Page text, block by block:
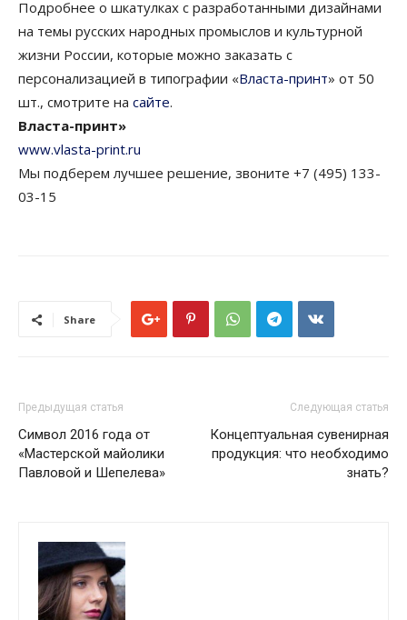
Подробнее о шкатулках с разработанными дизайнами
на темы русских народных промыслов и культурной
жизни России, которые можно заказать с
персонализацией в типографии «Власта-принт» от 50
шт., смотрите на сайте.
Власта-принт»
www.vlasta-print.ru
Мы подберем лучшее решение, звоните +7 (495) 133-
03-15
Share
Предыдущая статья
Символ 2016 года от
«Мастерской майолики
Павловой и Шепелева»
Следующая статья
Концептуальная сувенирная
продукция: что необходимо
знать?